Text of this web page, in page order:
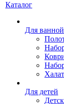
Каталог
Для
Для детей